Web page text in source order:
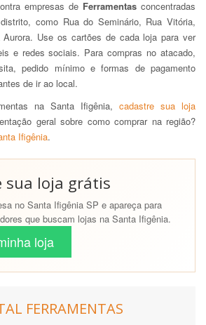
empresas de Ferramentas concentradas
como Rua do Seminário, Rua Vitória,
Use os cartões de cada loja para ver
e redes sociais. Para compras no atacado,
pedido mínimo e formas de pagamento
de ir ao local.
na Santa Ifigênia, cadastre sua loja
geral sobre como comprar na região?
Ifigênia.
sua loja grátis
no Santa Ifigênia SP e apareça para
que buscam lojas na Santa Ifigênia.
loja
FERRAMENTAS